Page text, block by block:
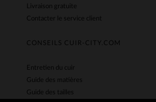
Livraison gratuite
Contacter le service client
CONSEILS CUIR-CITY.COM
Entretien du cuir
Guide des matières
Guide des tailles